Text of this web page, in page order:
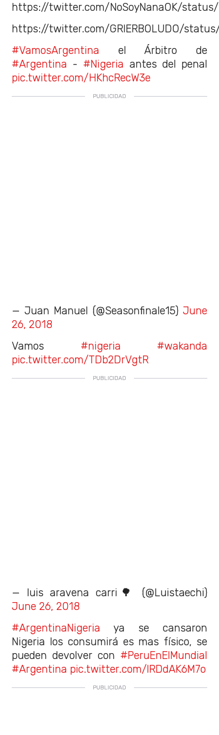
https://twitter.com/NoSoyNanaOK/status/
https://twitter.com/GRIERBOLUDO/status/
#VamosArgentina el Árbitro de
#Argentina - #Nigeria antes del penal
pic.twitter.com/HKhcRecW3e
— Juan Manuel (@Seasonfinale15) June
26, 2018
Vamos #nigeria
#wakanda
pic.twitter.com/TDb2DrVgtR
— luis aravena carri🌳 (@Luistaechi)
June 26, 2018
#ArgentinaNigeria ya se cansaron
Nigeria los consumirá es mas físico, se
pueden devolver con #PeruEnElMundial
#Argentina pic.twitter.com/lRDdAK6M7o